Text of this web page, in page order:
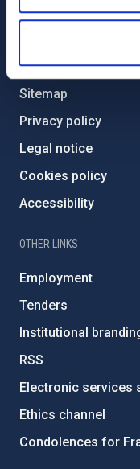
IAC Friends
Sitemap
Privacy policy
Legal notice
Cookies policy
Accessibility
OTHER LINKS
Employment
Tenders
Institutional
RSS
Electronic services
Ethics channel
Condolences for